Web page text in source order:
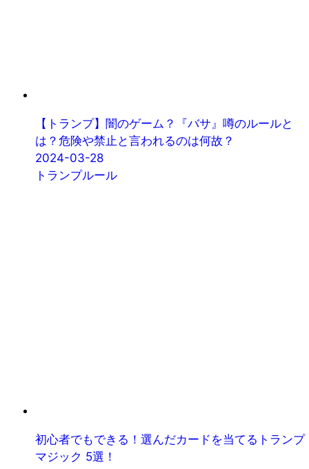
【トランプ】闇のゲーム？『バサ』噂のルールと
は？危険や禁止と言われるのは何故？
2024-03-28
トランプルール
初心者でもできる！選んだカードを当てるトランプ
マジック 5選！